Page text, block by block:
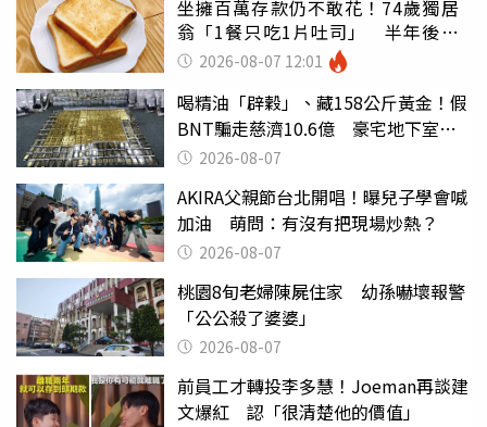
坐擁百萬存款仍不敢花！74歲獨居
翁「1餐只吃1片吐司」 半年後暴
瘦嚇壞女兒
2026-08-07 12:01
喝精油「辟穀」、藏158公斤黃金！假
BNT騙走慈濟10.6億 豪宅地下室竟
挖出乾鮑金庫
2026-08-07
AKIRA父親節台北開唱！曝兒子學會喊
加油 萌問：有沒有把現場炒熱？
2026-08-07
桃園8旬老婦陳屍住家 幼孫嚇壞報警
「公公殺了婆婆」
2026-08-07
前員工才轉投李多慧！Joeman再談建
文爆紅 認「很清楚他的價值」